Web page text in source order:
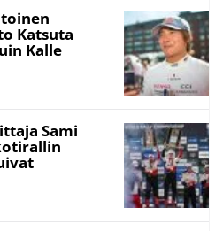
Katsuta
Kalle
Sami